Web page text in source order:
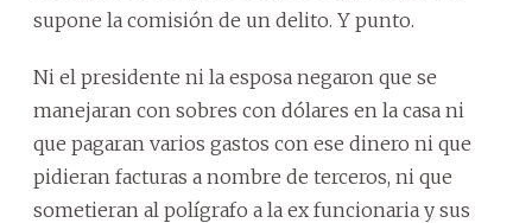
supone la comisión de un delito. Y punto.
Ni el presidente ni la esposa negaron que se
manejaran con sobres con dólares en la casa ni
que pagaran varios gastos con ese dinero ni que
pidieran facturas a nombre de terceros, ni que
sometieran al polígrafo a la ex funcionaria y sus